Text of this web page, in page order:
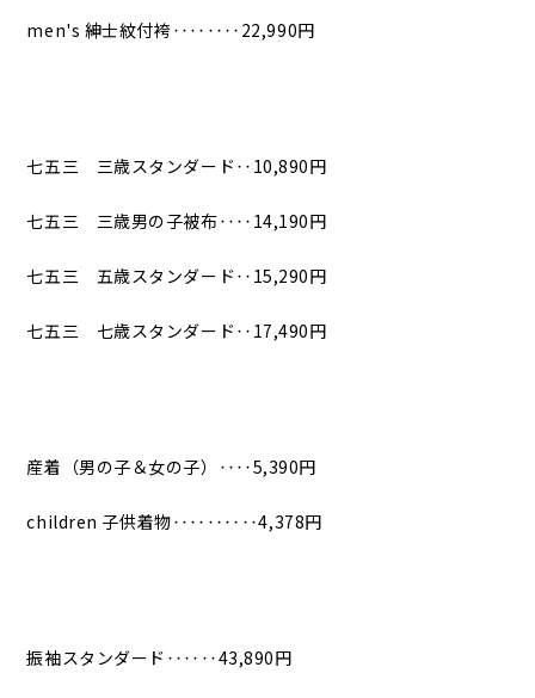
men's 紳士紋付袴‥‥‥‥22,990円
七五三 三歳スタンダード‥10,890円
七五三 三歳男の子被布‥‥14,190円
七五三 五歳スタンダード‥15,290円
七五三 七歳スタンダード‥17,490円
産着（男の子＆女の子）‥‥5,390円
children 子供着物‥‥‥‥‥4,378円
振袖スタンダード‥‥‥43,890円